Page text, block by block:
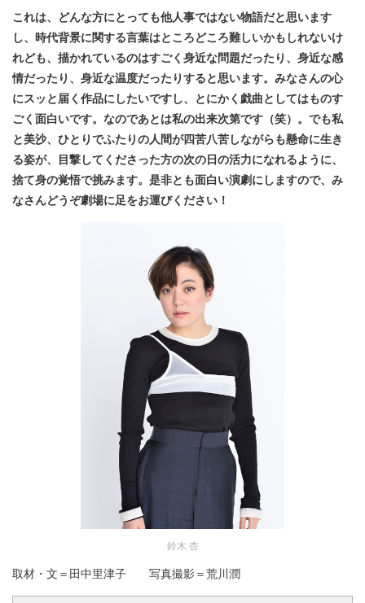
これは、どんな方にとっても他人事ではない物語だと思います
し、時代背景に関する言葉はところどころ難しいかもしれないけ
れども、描かれているのはすごく身近な問題だったり、身近な感
情だったり、身近な温度だったりすると思います。みなさんの心
にスッと届く作品にしたいですし、とにかく戯曲としてはものす
ごく面白いです。なのであとは私の出来次第です（笑）。でも私
と美沙、ひとりでふたりの人間が四苦八苦しながらも懸命に生き
る姿が、目撃してくださった方の次の日の活力になれるように、
捨て身の覚悟で挑みます。是非とも面白い演劇にしますので、み
なさんどうぞ劇場に足をお運びください！
鈴木 杏
取材・文＝田中里津子 写真撮影＝荒川潤